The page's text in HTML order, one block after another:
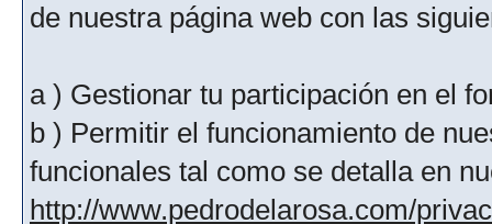
de nuestra página web con las
a ) Gestionar tu participación en el
b ) Permitir el funcionamiento de
funcionales tal como se detalla en
http://www.pedrodelarosa.com/